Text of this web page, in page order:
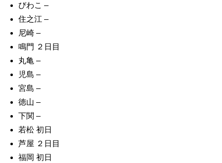
びわこ–
住之江–
尼崎–
鳴門 ２日目
丸亀–
児島–
宮島–
徳山–
下関–
若松 初日
芦屋 ２日目
福岡 初日